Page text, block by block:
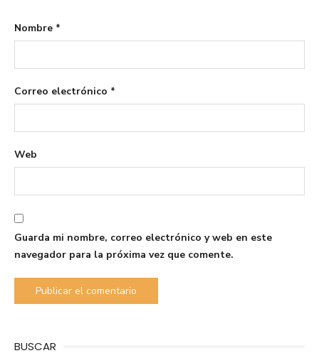
Nombre *
Correo electrónico *
Web
Guarda mi nombre, correo electrónico y web en este
navegador para la próxima vez que comente.
BUSCAR